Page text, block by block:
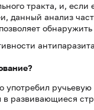
тракта, и,
данный анализ
употребил
в развивающиеся